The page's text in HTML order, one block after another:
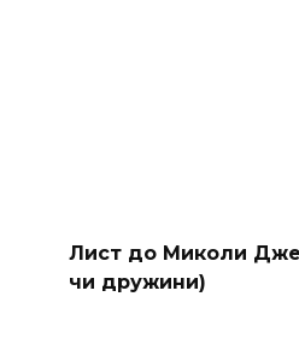
Лист до Миколи
чи дружини)